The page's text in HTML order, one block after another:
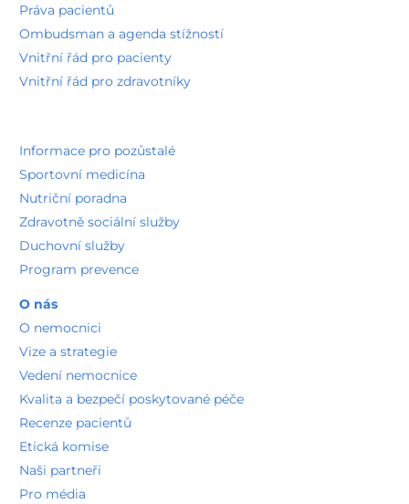
Práva pacientů
Ombudsman a agenda stížností
Vnitřní řád pro pacienty
Vnitřní řád pro zdravotníky
Informace pro pozůstalé
Sportovní medicína
Nutriční poradna
Zdravotně sociální služby
Duchovní služby
Program prevence
O nás
O nemocnici
Vize a strategie
Vedení nemocnice
Kvalita a bezpečí poskytované péče
Recenze pacientů
Etická komise
Naši partneři
Pro média